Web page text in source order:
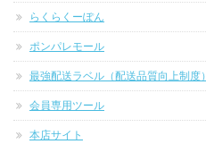
らくらくーぽん
ポンパレモール
最強配送ラベル（配送品質向上制度）
会員専用ツール
本店サイト